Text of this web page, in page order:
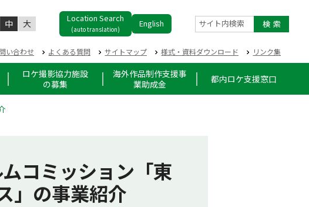
中 大 Location Search
(auto translation)
English サイト内検索
い合わせ よくある質問 サイトマップ 様式・資料ダウンロード リンク集
ロケ撮影協力施設
の募集
海外作品制作支援事
業助成金
都内ロケ支援窓口
コミッション「東
」の事業紹介